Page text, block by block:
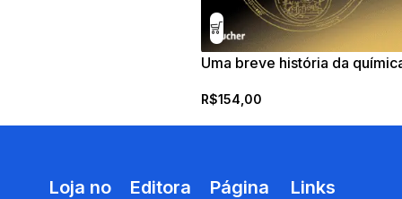
Uma breve história da
R$154,00
Loja no
Editora Página Links